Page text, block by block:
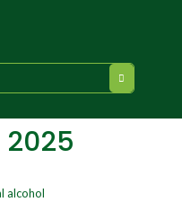
2025
alcohol